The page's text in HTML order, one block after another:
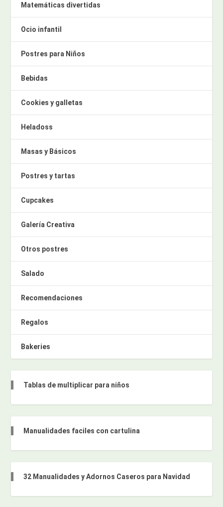
Matemáticas divertidas
Ocio infantil
Postres para Niños
Bebidas
Cookies y galletas
Heladoss
Masas y Básicos
Postres y tartas
Cupcakes
Galería Creativa
Otros postres
Salado
Recomendaciones
Regalos
Bakeries
Tablas de multiplicar para niños
Manualidades faciles con cartulina
32 Manualidades y Adornos Caseros para Navidad